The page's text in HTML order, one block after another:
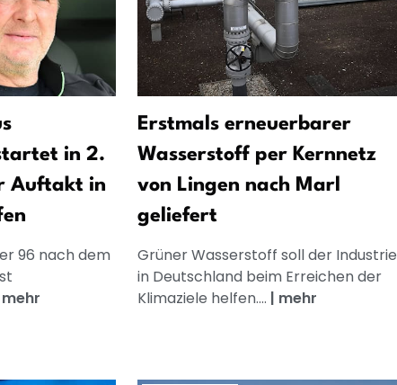
in 2.
Auftakt in
96 nach dem
mehr
Erstmals erneuerbarer
Wasserstoff per Kernnetz
von Lingen nach Marl
geliefert
Grüner Wasserstoff soll der Industrie
in Deutschland beim Erreichen der
Klimaziele helfen.... | mehr